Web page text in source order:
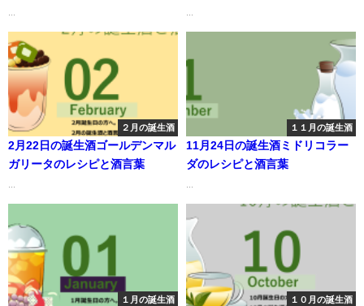
２月の誕生酒
2月22日の誕生酒ゴールデンマル
ガリータのレシピと酒言葉
１１月の誕生酒
11月24日の誕生酒ミドリコラー
ダのレシピと酒言葉
１月の誕生酒 １０月の誕生酒